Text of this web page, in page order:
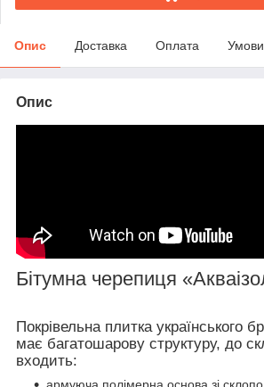
Опис Доставка Оплата
Опис
Бітумна черепиця
Покрівельна плитка українського
має багатошарову структуру, до
входить:
армуюча полімерна основа зі